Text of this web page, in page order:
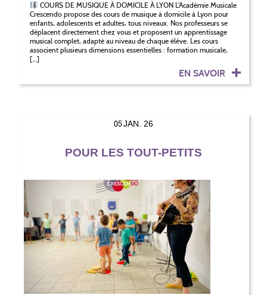
COURS DE MUSIQUE À DOMICILE À LYON L’Académie Musicale
Crescendo propose des cours de musique à domicile à Lyon pour
enfants, adolescents et adultes, tous niveaux. Nos professeurs se
déplacent directement chez vous et proposent un apprentissage
musical complet, adapté au niveau de chaque élève. Les cours
associent plusieurs dimensions essentielles : formation musicale,
[…]
EN SAVOIR
05JAN. 26
POUR LES TOUT-PETITS